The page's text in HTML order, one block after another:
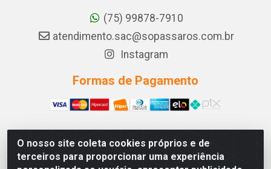
O nosso site coleta cookies próprios e de
terceiros para proporcionar uma experiência
(75) 99878-7910
atendimento.sac@sopassaros.com.br
Instagram
Formas de Pagamento
A PINA DOS SANTOS DELEZZOTTE LTDA - RODOVIA BA
233, 27 - ZONA RURAL, ITABERABA/BA - CEP 46.880-